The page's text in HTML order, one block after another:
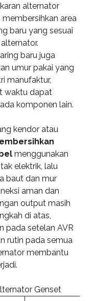
alternator
area
baru yang sesuai
baru juga
umur pakai yang
manufaktur,
waktu dapat
komponen lain.
kendor atau
menggunakan
elektrik, lalu
baut dan mur
aman dan
output masih
di atas,
pada setelan AVR
rutin pada semua
membantu
Genset